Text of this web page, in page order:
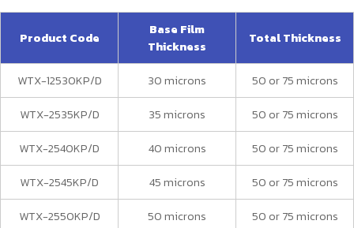
Product Code
Base Film
Thickness
Total Thickness
WTX-12530KP/D 30 microns
50 or 75 microns
WTX-2535KP/D
35 microns
50 or 75 microns
WTX-2540KP/D
40 microns
50 or 75 microns
WTX-2545KP/D
45 microns
50 or 75 microns
WTX-2550KP/D
50 microns
50 or 75 microns